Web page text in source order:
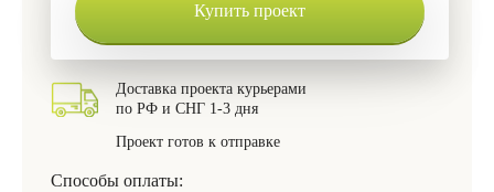
Купить проект
Доставка проекта курьерами
по РФ и СНГ 1-3 дня
Проект готов к отправке
Способы оплаты: